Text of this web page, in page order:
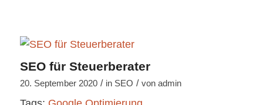
SEO für Steuerberater
20. September 2020 / in SEO / von admin